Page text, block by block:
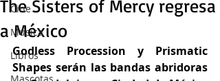
Cine
Música
Libros
The Sisters of Mercy regresa
a México
Godless Procession y Prismatic
Shapes serán las bandas abridoras